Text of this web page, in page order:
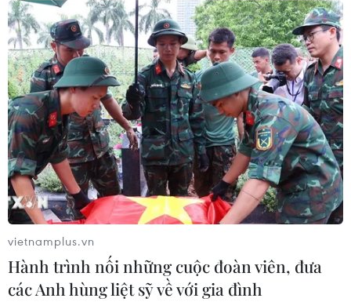
vietnamplus.vn
Hành trình nối những cuộc đoàn viên, đưa
các Anh hùng liệt sỹ về với gia đình